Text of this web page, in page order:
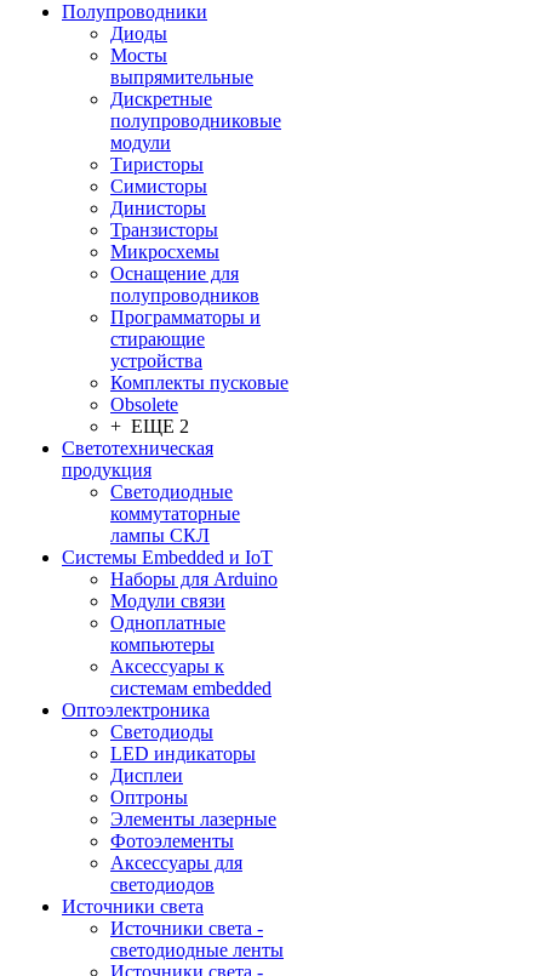
Полупроводники
Диоды
Мосты
выпрямительные
Дискретные
полупроводниковые
модули
Тиристоры
Симисторы
Динисторы
Транзисторы
Микросхемы
Оснащение для
полупроводников
Программаторы и
стирающие
устройства
Комплекты пусковые
Obsolete
+ ЕЩЕ 2
Светотехническая
продукция
Светодиодные
коммутаторные
лампы СКЛ
Системы Embedded и IoT
Наборы для Arduino
Модули связи
Одноплатные
компьютеры
Аксессуары к
системам embedded
Oптоэлектроника
Светодиоды
LED индикаторы
Дисплеи
Оптроны
Элементы лазерные
Фотоэлементы
Аксессуары для
светодиодов
Источники света
Источники света -
светодиодные ленты
Источники света -